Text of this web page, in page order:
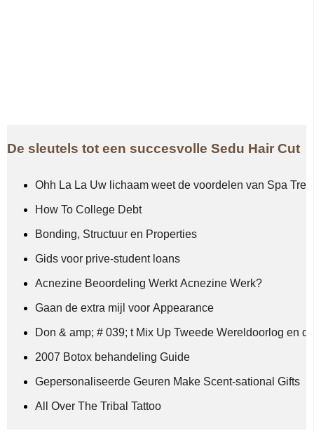
De sleutels tot een succesvolle Sedu Hair Cut
Ohh La La Uw lichaam weet de voordelen van Spa
How To College Debt
Bonding, Structuur en Properties
Gids voor prive-student loans
Acnezine Beoordeling Werkt Acnezine Werk?
Gaan de extra mijl voor Appearance
Don & amp; # 039; t Mix Up Tweede Wereldoorlog en
2007 Botox behandeling Guide
Gepersonaliseerde Geuren Make Scent-sational Gifts
All Over The Tribal Tattoo